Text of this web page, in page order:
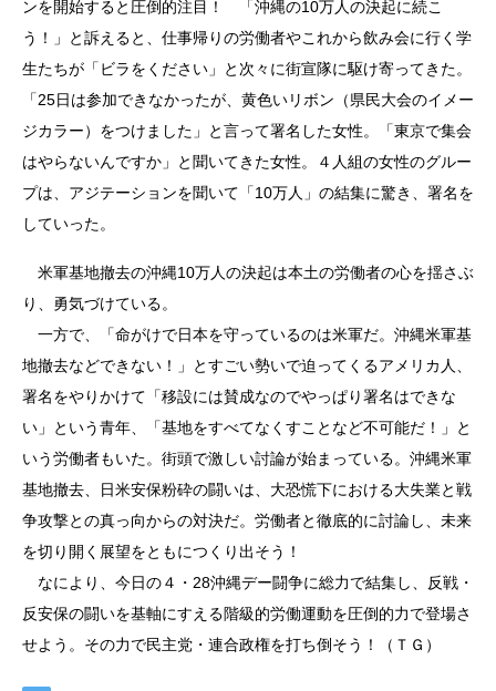
ンを開始すると圧倒的注目！ 「沖縄の10万人の決起に続こ
う！」と訴えると、仕事帰りの労働者やこれから飲み会に行く学
生たちが「ビラをください」と次々に街宣隊に駆け寄ってきた。
「25日は参加できなかったが、黄色いリボン（県民大会のイメー
ジカラー）をつけました」と言って署名した女性。「東京で集会
はやらないんですか」と聞いてきた女性。４人組の女性のグルー
プは、アジテーションを聞いて「10万人」の結集に驚き、署名を
していった。
米軍基地撤去の沖縄10万人の決起は本土の労働者の心を揺さぶ
り、勇気づけている。
一方で、「命がけで日本を守っているのは米軍だ。沖縄米軍基
地撤去などできない！」とすごい勢いで迫ってくるアメリカ人、
署名をやりかけて「移設には賛成なのでやっぱり署名はできな
い」という青年、「基地をすべてなくすことなど不可能だ！」と
いう労働者もいた。街頭で激しい討論が始まっている。沖縄米軍
基地撤去、日米安保粉砕の闘いは、大恐慌下における大失業と戦
争攻撃との真っ向からの対決だ。労働者と徹底的に討論し、未来
を切り開く展望をともにつくり出そう！
なにより、今日の４・28沖縄デー闘争に総力で結集し、反戦・
反安保の闘いを基軸にすえる階級的労働運動を圧倒的力で登場さ
せよう。その力で民主党・連合政権を打ち倒そう！（ＴＧ）